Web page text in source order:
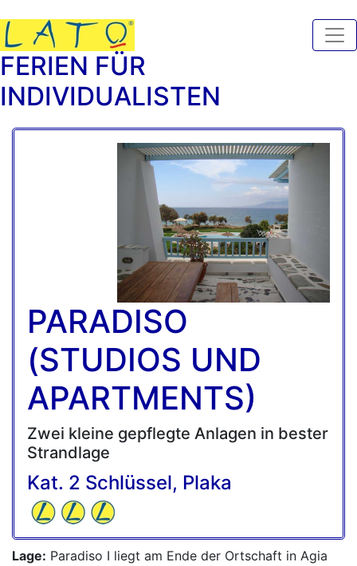
FERIEN FÜR
INDIVIDUALISTEN
PARADISO
(STUDIOS UND
APARTMENTS)
Zwei kleine gepflegte Anlagen in bester
Strandlage
Kat. 2 Schlüssel, Plaka
Lage: Paradiso I liegt am Ende der Ortschaft in Agia